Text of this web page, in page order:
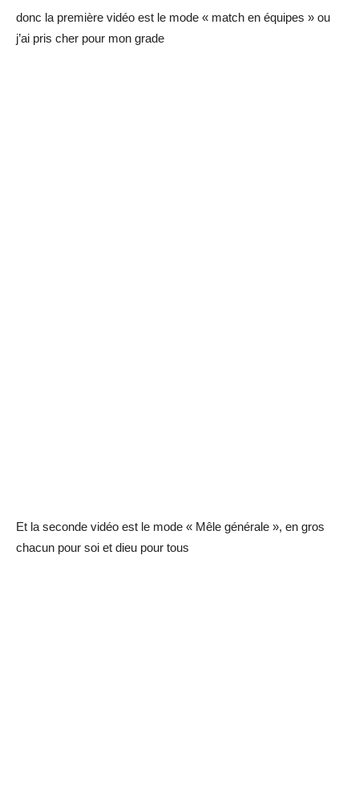
donc la première vidéo est le mode « match en équipes » ou
j’ai pris cher pour mon grade
Et la seconde vidéo est le mode « Mêle générale », en gros
chacun pour soi et dieu pour tous